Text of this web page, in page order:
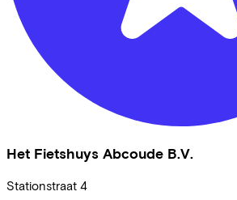
Het Fietshuys Abcoude B.V.
Stationstraat 4